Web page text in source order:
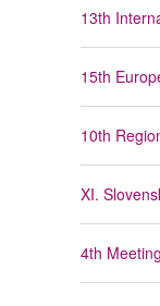
13th
15th
10th
XI.
4th